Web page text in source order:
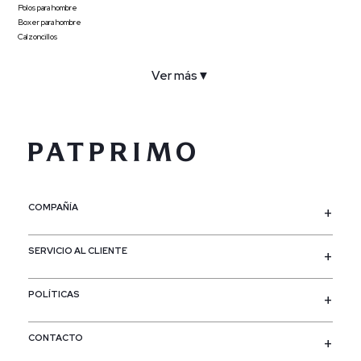
Polos para hombre
Boxer para hombre
Calzoncillos
Ver más ▼
COMPAÑÍA
SERVICIO AL CLIENTE
POLÍTICAS
CONTACTO